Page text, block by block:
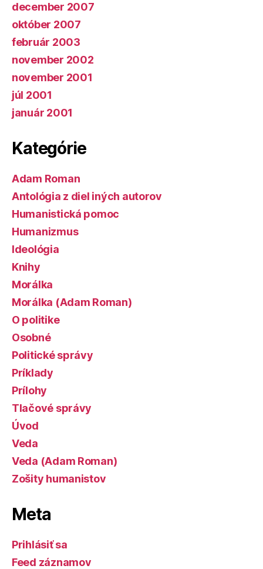
december 2007
október 2007
február 2003
november 2002
november 2001
júl 2001
január 2001
Kategórie
Adam Roman
Antológia z diel iných autorov
Humanistická pomoc
Humanizmus
Ideológia
Knihy
Morálka
Morálka (Adam Roman)
O politike
Osobné
Politické správy
Príklady
Prílohy
Tlačové správy
Úvod
Veda
Veda (Adam Roman)
Zošity humanistov
Meta
Prihlásiť sa
Feed záznamov